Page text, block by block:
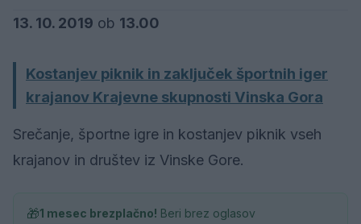
13. 10. 2019 ob 13.00
Kostanjev piknik in zaključek športnih iger
krajanov Krajevne skupnosti Vinska Gora
Srečanje, športne igre in kostanjev piknik vseh
krajanov in društev iz Vinske Gore.
🎁1 mesec brezplačno! Beri brez oglasov